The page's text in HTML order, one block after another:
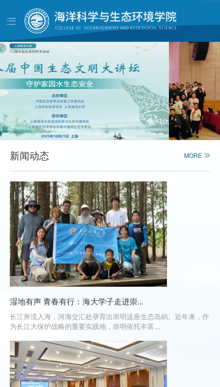
首页
学院概况
党建工作
师资队伍
人才培养
科学研究
学生工作
校友天地
管理服务
新闻动态 MORE
湿地有声 青春有行：海大学子走进崇...
长江奔流入海，河海交汇处孕育出崇明这座生态岛屿。近年来，作
为长江大保护战略的重要实践地，崇明依托丰富...